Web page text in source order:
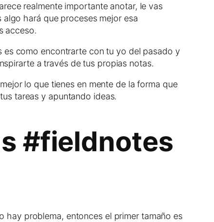
realmente importante anotar, le vas
hará que proceses mejor esa
acceso.
como encontrarte con tu yo del pasado y
a través de tus propias notas.
lo que tienes en mente de la forma que
tareas y apuntando ideas.
#fieldnotes
hay problema, entonces el primer tamaño es